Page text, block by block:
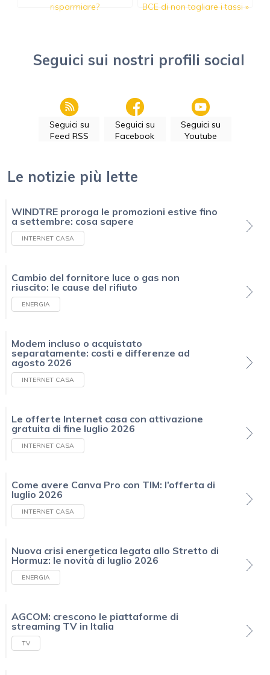
risparmiare?
BCE di non tagliare i tassi »
Seguici sui nostri profili social
Seguici su
Feed RSS
Seguici su
Facebook
Seguici su
Youtube
Le notizie più lette
WINDTRE proroga le promozioni estive fino
a settembre: cosa sapere
INTERNET CASA
Cambio del fornitore luce o gas non
riuscito: le cause del rifiuto
ENERGIA
Modem incluso o acquistato
separatamente: costi e differenze ad
agosto 2026
INTERNET CASA
Le offerte Internet casa con attivazione
gratuita di fine luglio 2026
INTERNET CASA
Come avere Canva Pro con TIM: l’offerta di
luglio 2026
INTERNET CASA
Nuova crisi energetica legata allo Stretto di
Hormuz: le novità di luglio 2026
ENERGIA
AGCOM: crescono le piattaforme di
streaming TV in Italia
TV